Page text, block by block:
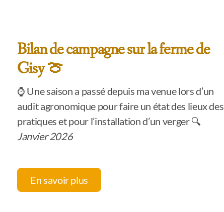
Bilan de campagne sur la ferme de
Gisy ‍🍈
⌚ Une saison a passé depuis ma venue lors d’un
audit agronomique pour faire un état des lieux des
pratiques et pour l’installation d’un verger 🔍
Janvier 2026
En savoir plus